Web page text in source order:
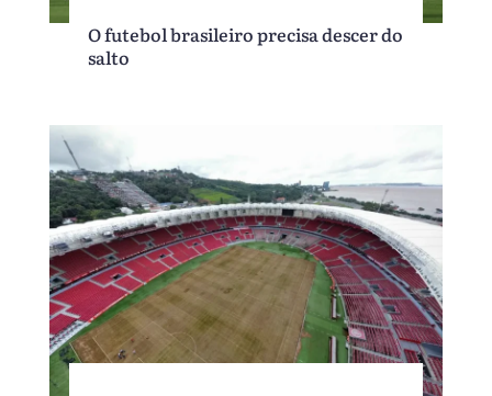
O futebol brasileiro precisa descer do
salto